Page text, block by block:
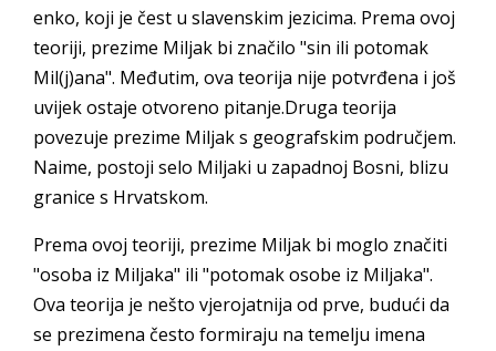
enko, koji je čest u slavenskim jezicima. Prema ovoj
teoriji, prezime Miljak bi značilo "sin ili potomak
Mil(j)ana". Međutim, ova teorija nije potvrđena i još
uvijek ostaje otvoreno pitanje.Druga teorija
povezuje prezime Miljak s geografskim područjem.
Naime, postoji selo Miljaki u zapadnoj Bosni, blizu
granice s Hrvatskom.
Prema ovoj teoriji, prezime Miljak bi moglo značiti
"osoba iz Miljaka" ili "potomak osobe iz Miljaka".
Ova teorija je nešto vjerojatnija od prve, budući da
se prezimena često formiraju na temelju imena